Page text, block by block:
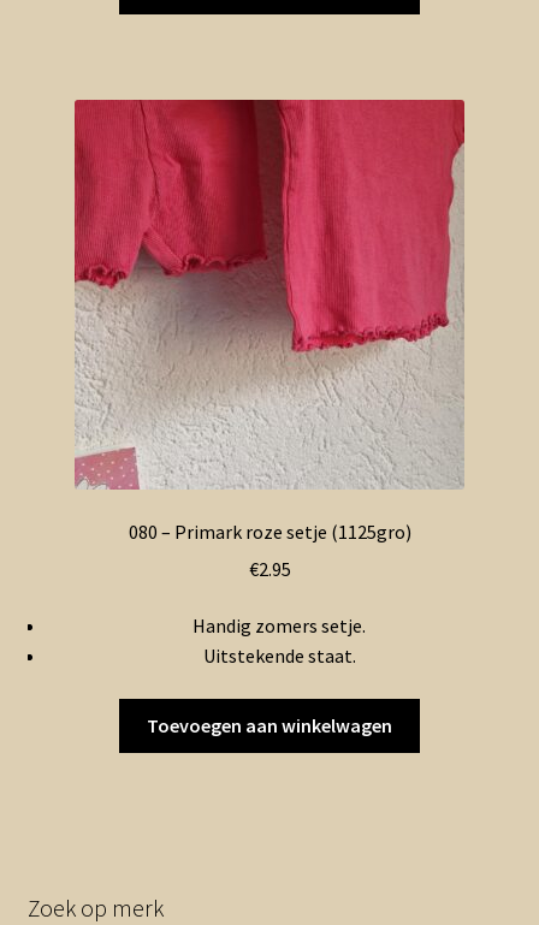
080 – Primark roze setje (1125gro)
€2.95
Handig zomers setje.
Uitstekende staat.
Toevoegen aan winkelwagen
Zoek op merk